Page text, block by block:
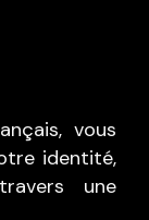
vous
identité,
une